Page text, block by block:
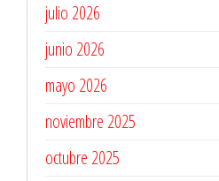
julio 2026
junio 2026
mayo 2026
noviembre 2025
octubre 2025